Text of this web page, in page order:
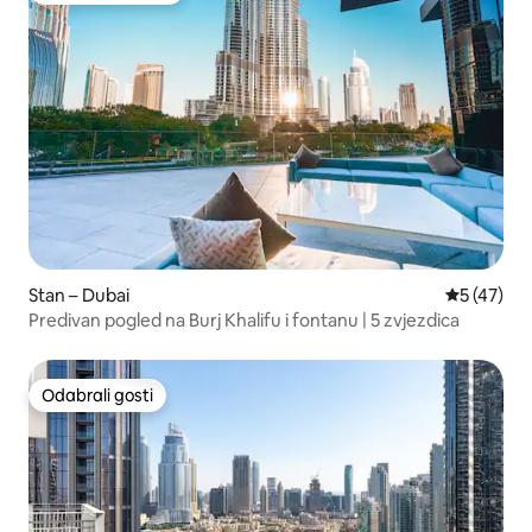
Stan – Dubai Prosječna
5 (47)
Predivan pogled na Burj Khalifu i fontanu | 5 zvjezdica
Odabrali gosti
Odabrali gosti